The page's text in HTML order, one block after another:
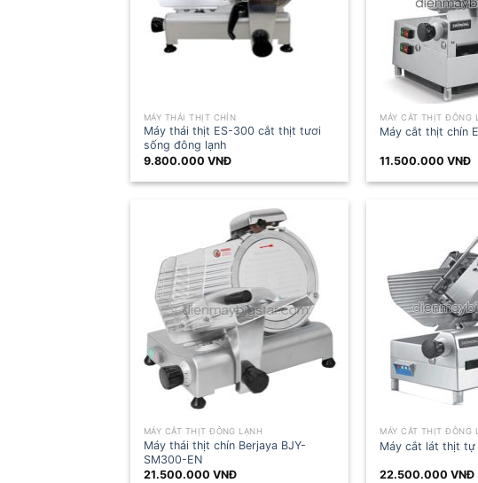
MÁY THÁI THỊT CHÍN
Máy thái thịt ES-300 cắt thịt tươi
sống đông lạnh
9.800.000 VNĐ
MÁY CẮT THỊT ĐÔNG
Máy cắt thịt chín
11.500.000VNĐ
MÁY CẮT THỊT ĐÔNG LẠNH
Máy thái thịt chín Berjaya BJY-
SM300-EN
21.500.000 VNĐ
MÁY CẮT THỊT ĐÔNG
Máy cắt lát thịt tự
22.500.000VNĐ